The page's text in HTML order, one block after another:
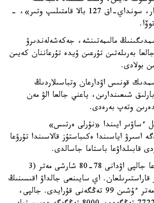
جارامدى 58 ادام بار، سونداي-اق 127 بالا قامتىلىپ وتىر»، -
مالىمەتىنشە، جەكەشەلەندىرۋ
5 جىل جالعا بەرىلەتىن تۇرعىن ۇيدە تۇرعاننان كەيىن
بولادى.
قونىس اۋدارعان وتباسىلاردىڭ
شىعىندارىن، ياعني جالعا الۋ مەن
وتەپ بەرەدى.
ءساۋىر ايىندا «نۇرلى ەرتىس»
اسىرۋ اياسىندا ەكىباستۇز قالاسىندا تۇرۋعا
قابىلداۋعا باستاما جاسالدى.
كوپبالالى وتباسىلارعا جالپى اۋدانى 78-80 شارشى مەتر (3
122 پاتەر قاراستىرىلعان. اي سايىنعى جالداۋ اقىسىنىڭ
قۇنى ءبىر شارشى مەتر ءۇشىن 99 تەڭگەنى قۇرايدى. جالپى،